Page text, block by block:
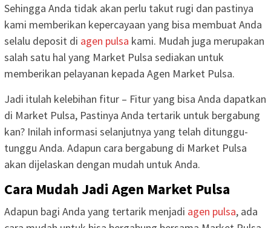
Sehingga Anda tidak akan perlu takut rugi dan pastinya
kami memberikan kepercayaan yang bisa membuat Anda
selalu deposit di agen pulsa kami. Mudah juga merupakan
salah satu hal yang Market Pulsa sediakan untuk
memberikan pelayanan kepada Agen Market Pulsa.
Jadi itulah kelebihan fitur – Fitur yang bisa Anda dapatkan
di Market Pulsa, Pastinya Anda tertarik untuk bergabung
kan? Inilah informasi selanjutnya yang telah ditunggu-
tunggu Anda. Adapun cara bergabung di Market Pulsa
akan dijelaskan dengan mudah untuk Anda.
Cara Mudah Jadi Agen Market Pulsa
Adapun bagi Anda yang tertarik menjadi agen pulsa, ada